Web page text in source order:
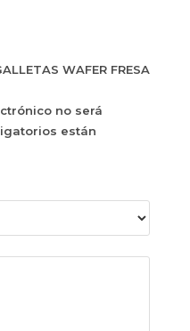
WAFER FRESA
no será
están